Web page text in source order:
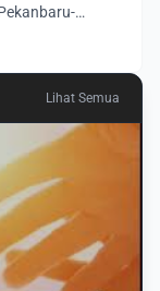
Lihat Semua